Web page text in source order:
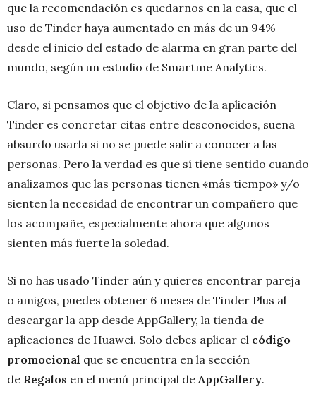
que la recomendación es quedarnos en la casa, que el
uso de Tinder haya aumentado en más de un 94%
desde el inicio del estado de alarma en gran parte del
mundo, según un estudio de Smartme Analytics.
Claro, si pensamos que el objetivo de la aplicación
Tinder es concretar citas entre desconocidos, suena
absurdo usarla si no se puede salir a conocer a las
personas. Pero la verdad es que sí tiene sentido cuando
analizamos que las personas tienen «más tiempo» y/o
sienten la necesidad de encontrar un compañero que
los acompañe, especialmente ahora que algunos
sienten más fuerte la soledad.
Si no has usado Tinder aún y quieres encontrar pareja
o amigos, puedes obtener 6 meses de Tinder Plus al
descargar la app desde AppGallery, la tienda de
aplicaciones de Huawei. Solo debes aplicar el código
promocional que se encuentra en la sección
de Regalos en el menú principal deAppGallery.